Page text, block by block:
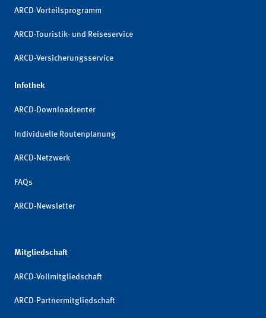
ARCD-Vorteilsprogramm
ARCD-Touristik- und Reiseservice
ARCD-Versicherungsservice
Infothek
ARCD-Downloadcenter
Individuelle Routenplanung
ARCD-Netzwerk
FAQs
ARCD-Newsletter
Mitgliedschaft
ARCD-Vollmitgliedschaft
ARCD-Partnermitgliedschaft